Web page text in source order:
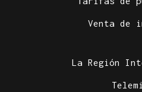
Venta de
La Región